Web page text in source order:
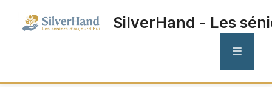
SilverHand - Les
MENU